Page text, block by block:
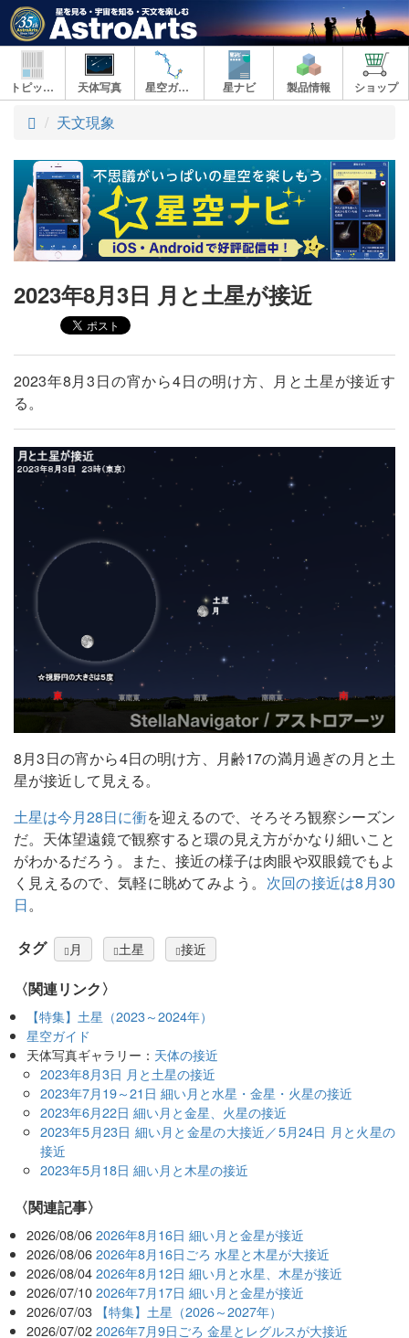
トピックス 天体写真 星空ガイド 星ナビ 製品情報 ショップ
ト
プ
天文現象
2023年8月3日 月と土星が接近
2023年8月3日の宵から4日の明け方、月と土星が接近す
る。
8月3日の宵から4日の明け方、月齢17の満月過ぎの月と土
星が接近して見える。
土星は今月28日に衝を迎えるので、そろそろ観察シーズン
だ。天体望遠鏡で観察すると環の見え方がかなり細いこと
がわかるだろう。また、接近の様子は肉眼や双眼鏡でもよ
く見えるので、気軽に眺めてみよう。 次回の接近は8月30
日。
タグ 月 土星 接近
〈関連リンク〉
【特集】土星（2023～2024年）
星空ガイド
天体写真ギャラリー： 天体の接近
2023年8月3日 月と土星の接近
2023年7月19～21日 細い月と水星・金星・火星の接近
2023年6月22日 細い月と金星、火星の接近
2023年5月23日 細い月と金星の大接近／5月24日 月と火星の
接近
2023年5月18日 細い月と木星の接近
関連記事
2026/08/06 2026年8月16日 細い月と金星が接近
2026/08/06 2026年8月16日ごろ 水星と木星が大接近
2026/08/04 2026年8月12日 細い月と水星、木星が接近
2026/07/10 2026年7月17日 細い月と金星が接近
2026/07/03 【特集】土星（2026～2027年）
2026/07/02 2026年7月9日ごろ 金星とレグルスが大接近